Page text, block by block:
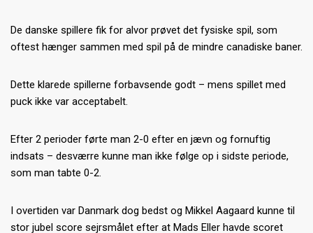
De danske spillere fik for alvor prøvet det fysiske spil, som
oftest hænger sammen med spil på de mindre canadiske baner.
Dette klarede spillerne forbavsende godt – mens spillet med
puck ikke var acceptabelt.
Efter 2 perioder førte man 2-0 efter en jævn og fornuftig
indsats – desværre kunne man ikke følge op i sidste periode,
som man tabte 0-2.
I overtiden var Danmark dog bedst og Mikkel Aagaard kunne til
stor jubel score sejrsmålet efter at Mads Eller havde scoret